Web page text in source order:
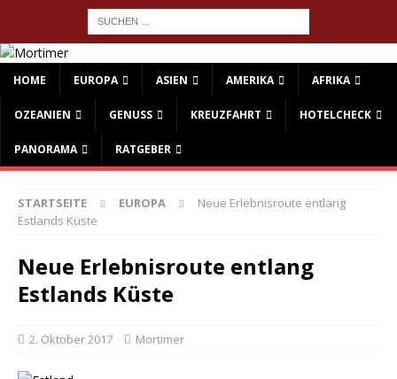
HOME EUROPA ASIEN AMERIKA AFRIKA
OZEANIEN GENUSS KREUZFAHRT HOTELCHECK
PANORAMA RATGEBER
STARTSEITE EUROPA
Neue Erlebnisroute entlang
Estlands Küste
Neue Erlebnisroute entlang
Estlands Küste
2. Oktober 2017 Mortimer